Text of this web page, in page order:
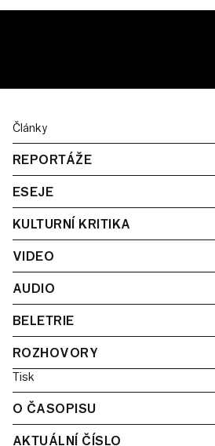
Články
REPORTÁŽE
ESEJE
KULTURNÍ KRITIKA
VIDEO
AUDIO
BELETRIE
ROZHOVORY
Tisk
O ČASOPISU
AKTUÁLNÍ ČÍSLO